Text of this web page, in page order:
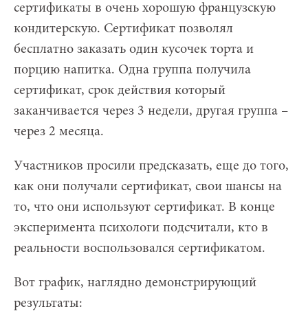
сертификаты в очень хорошую французскую
кондитерскую. Сертификат позволял
бесплатно заказать один кусочек торта и
порцию напитка. Одна группа получила
сертификат, срок действия который
заканчивается через 3 недели, другая группа –
через 2 месяца.
Участников просили предсказать, еще до того,
как они получали сертификат, свои шансы на
то, что они используют сертификат. В конце
эксперимента психологи подсчитали, кто в
реальности воспользовался сертификатом.
Вот график, наглядно демонстрирующий
результаты: